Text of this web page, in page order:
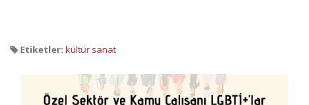
Etiketler: kültür sanat